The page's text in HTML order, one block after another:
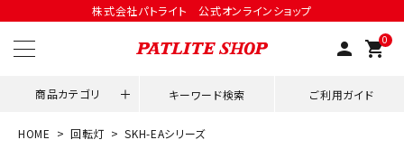
株式会社パトライト 公式オンラインショップ
person 0
shopping_cart
商品カテゴリ キーワード検索 ご利用ガイド
HOME 回転灯 SKH-EAシリーズ